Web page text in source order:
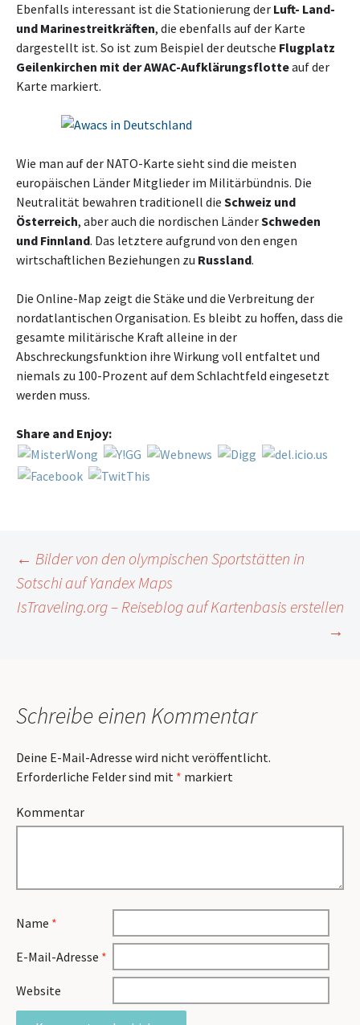
Ebenfalls interessant ist die Stationierung der Luft- Land-
und Marinestreitkräften, die ebenfalls auf der Karte
dargestellt ist. So ist zum Beispiel der deutsche Flugplatz
Geilenkirchen mit der AWAC-Aufklärungsflotteauf der
Karte markiert.
Wie man auf der NATO-Karte sieht sind die meisten
europäischen Länder Mitglieder im Militärbündnis. Die
Neutralität bewahren traditionell die Schweiz und
Österreich, aber auch die nordischen LänderSchweden
und Finnland. Das letztere aufgrund von den engen
wirtschaftlichen Beziehungen zu Russland.
Die Online-Map zeigt die Stäke und die Verbreitung der
nordatlantischen Organisation. Es bleibt zu hoffen, dass die
gesamte militärische Kraft alleine in der
Abschreckungsfunktion ihre Wirkung voll entfaltet und
niemals zu 100-Prozent auf dem Schlachtfeld eingesetzt
werden muss.
Share and Enjoy:
Beitragsnavigation
← Bilder von den olympischen Sportstätten in
Sotschi auf Yandex Maps
IsTraveling.org – Reiseblog auf Kartenbasis erstellen
→
Schreibe einen Kommentar
Deine E-Mail-Adresse wird nicht veröffentlicht.
Erforderliche Felder sind mit * markiert
Kommentar
Name *
E-Mail-Adresse *
Website